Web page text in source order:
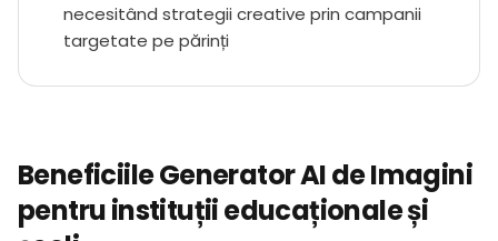
necesitând strategii creative prin campanii
targetate pe părinți
Beneficiile Generator AI de Imagini
pentru instituții educaționale și